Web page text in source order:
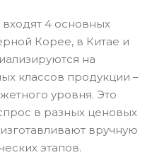
4 основных
Корее, в Китае и
на
классов продукции –
уровня. Это
в разных ценовых
вручную
этапов.